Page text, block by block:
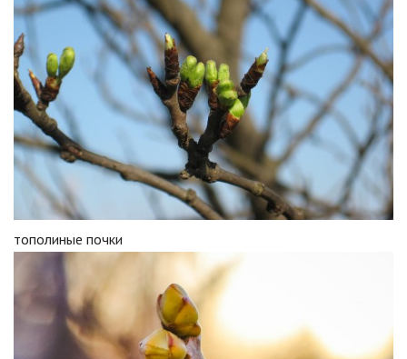
тополиные почки